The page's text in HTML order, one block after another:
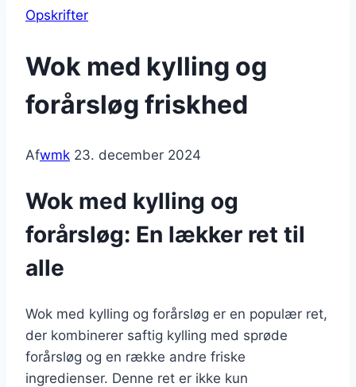
Opskrifter
Wok med kylling og
forårsløg friskhed
Afwmk 23. december 2024
Wok med kylling og
forårsløg: En lækker ret til
alle
Wok med kylling og forårsløg er en populær ret,
der kombinerer saftig kylling med sprøde
forårsløg og en række andre friske
ingredienser. Denne ret er ikke kun